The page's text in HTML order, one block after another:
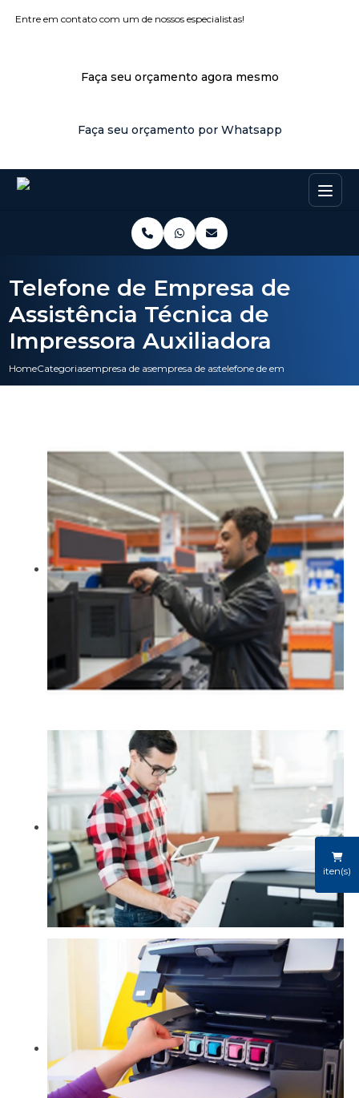
Entre em contato com um de nossos especialistas!
Faça seu orçamento agora mesmo
Faça seu orçamento por Whatsapp
iten(s)
HomeCategoriasempresa de assistencia tecnica
empresa de assistencia tecnica nobreak
telefone de empresa de
Telefone de Empresa de
Assistência Técnica de
Impressora Auxiliadora